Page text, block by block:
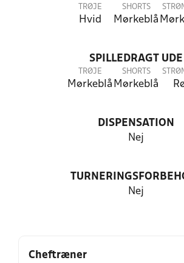
TRØJE
Hvid
SHORTS
Mørkeblå
SPILLEDRAGT UDE
TRØJE
Mørkeblå
SHORTS
Mørkeblå
DISPENSATION
Nej
Nej
Cheftræner